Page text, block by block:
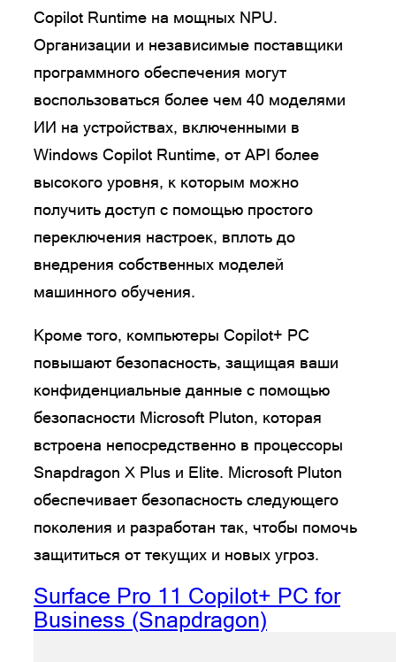
Copilot Runtime на мощных NPU.
Организации и независимые поставщики
программного обеспечения могут
воспользоваться более чем 40 моделями
ИИ на устройствах, включенными в
Windows Copilot Runtime, от API более
высокого уровня, к которым можно
получить доступ с помощью простого
переключения настроек, вплоть до
внедрения собственных моделей
машинного обучения.
Кроме того, компьютеры Copilot+ PC
повышают безопасность, защищая ваши
конфиденциальные данные с помощью
безопасности Microsoft Pluton, которая
встроена непосредственно в процессоры
Snapdragon X Plus и Elite. Microsoft Pluton
обеспечивает безопасность следующего
поколения и разработан так, чтобы помочь
защититься от текущих и новых угроз.
Surface Pro 11 Copilot+ PC for
Business (Snapdragon)